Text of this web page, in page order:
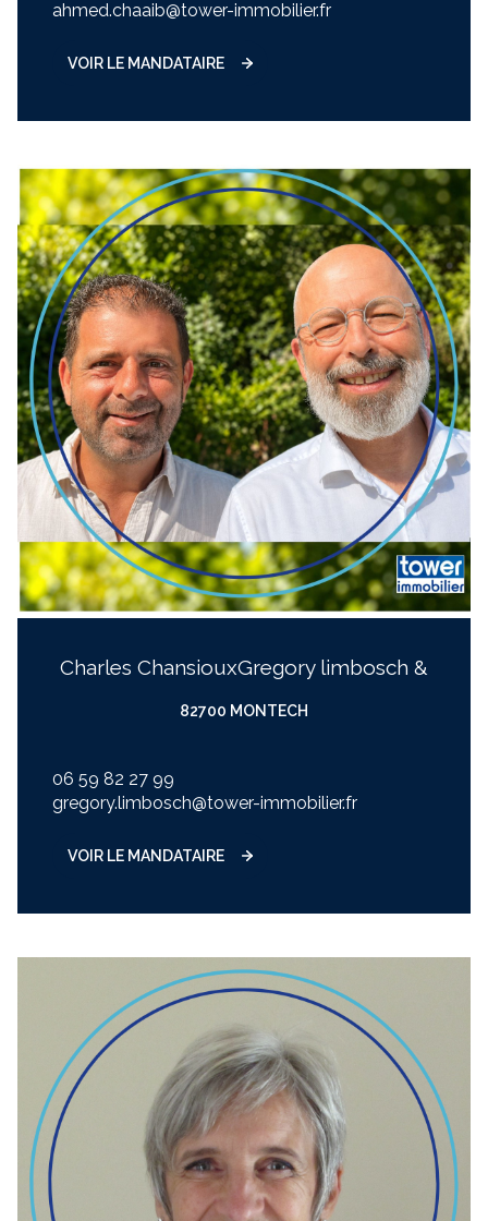
ahmed.chaaib@tower-immobilier.fr
VOIR LE MANDATAIRE
Charles Chansioux gregory limbosch &
82700 MONTECH
06 59 82 27 99
gregory.limbosch@tower-immobilier.fr
VOIR LE MANDATAIRE